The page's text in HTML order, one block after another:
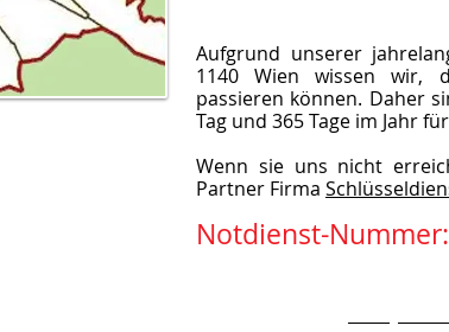
Aufgrund unserer
1140 Wien wissen wir,
passieren können. Daher
Tag und 365 Tage im Jahr
Wenn sie uns nicht
Partner Firma
Notdienst-